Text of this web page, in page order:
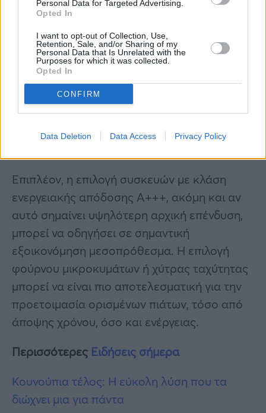
Personal Data for Targeted Advertising.
Opted In
I want to opt-out of Collection, Use,
Retention, Sale, and/or Sharing of my
Personal Data that Is Unrelated with the
Purposes for which it was collected.
Opted In
CONFIRM
Data Deletion Data Access Privacy Policy
Επιπλέον, η επιλογή συσκευών με κλάση
ενεργειακής απόδοσης A+++, ακόμη και αν
αυτό σημαίνει υψηλότερη αρχική επένδυση,
μπορεί να οδηγήσει σε σημαντική
εξοικονόμηση μεσοπρόθεσμα. Η επιλογή
φούρνου μικροκυμάτων ή χύτρας ταχύτητας
μπορεί να είναι πιο αποτελεσματική για την
προετοιμασία ορισμένων πιάτων, τόσο από
άποψης χρόνου, όσο και ενέργειας.
Περισσότερες Ειδήσεις σήμερα
Κουνούπια τέλος: Η εύκολη λύση που τα
διώχνει μια για πάντα